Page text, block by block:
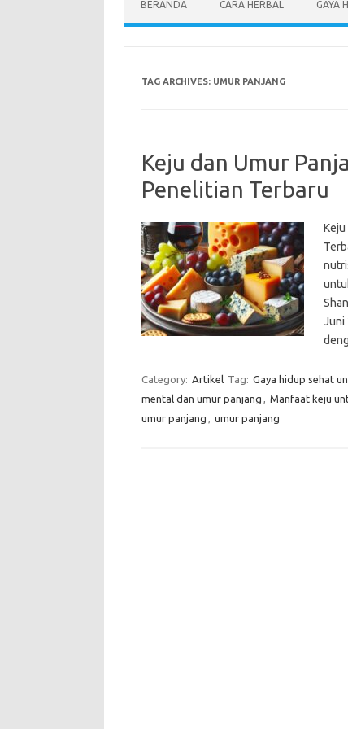
BERANDA CARA HERBAL GAYA
TAG ARCHIVES: UMUR PANJANG
Keju dan Umur
Penelitian Terbaru
Keju
Juni
Category: Artikel Tag: Gaya hidup sehat
mental dan umur panjang , Manfaat keju
umur panjang , umur panjang